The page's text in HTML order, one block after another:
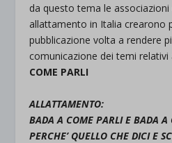
da questo tema le
allattamento in Italia crearono
pubblicazione volta a rendere
comunicazione dei temi relativi
COME PARLI
ALLATTAMENTO:
BADA A COME PARLI E BADA A
PERCHE’ QUELLO CHE DICI E